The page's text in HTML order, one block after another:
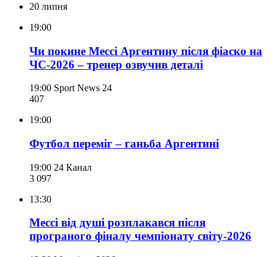
20 липня
19:00
Чи покине Мессі Аргентину після фіаско на
ЧС-2026 – тренер озвучив деталі
19:00 Sport News 24
407
19:00
Футбол переміг – ганьба Аргентині
19:00 24 Канал
3 097
13:30
Мессі від душі розплакався після
програного фіналу чемпіонату світу-2026